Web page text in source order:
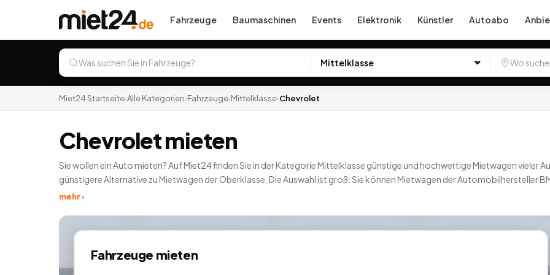
Fahrzeuge Baumaschinen Events Elektronik Künstler Autoabo
Miet24 Startseite›Alle Kategorien›Fahrzeuge›Mittelklasse›Chevrolet
Chevrolet mieten
Sie wollen ein Auto mieten? Auf Miet24 finden Sie in der Kategorie Mittelklasse günstige und hochwertige Mietwagen vieler
günstigere Alternative zu Mietwagen der Oberklasse. Die Auswahl ist groß: Sie können Mietwagen der Automobilhersteller
mieten, VW mieten und Audi mieten. Ebenso können Sie Fabrikate der Automarken Chevrolet mieten, Fiat mieten, Ford
mehr ›
Fahrzeuge mieten